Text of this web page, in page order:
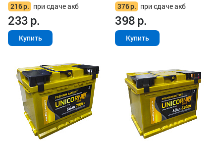
216р. при сдаче акб
233р.
Купить
376р. при сдаче акб
398р.
Купить